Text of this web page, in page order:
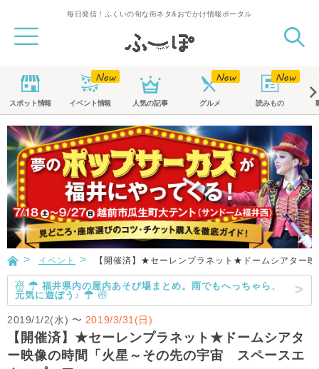
毎日発信！ふくいの旬な街ネタ&おでかけ情報ポータル
スポット情報 イベント情報 人気の記事 グルメ 読みもの
イベント 【開催済】★セーレンプラネット★ドームシアター
☃ ☂ 福井県内の屋内あそび場まとめ。雨でもへっちゃら、
元気に遊ぼう♪ ☂ ☃
2019/1/2(水) 〜 2019/3/31(日)
【開催済】★セーレンプラネット★ドームシアタ
ー映像の時間「火星～その先の宇宙 スペースエ